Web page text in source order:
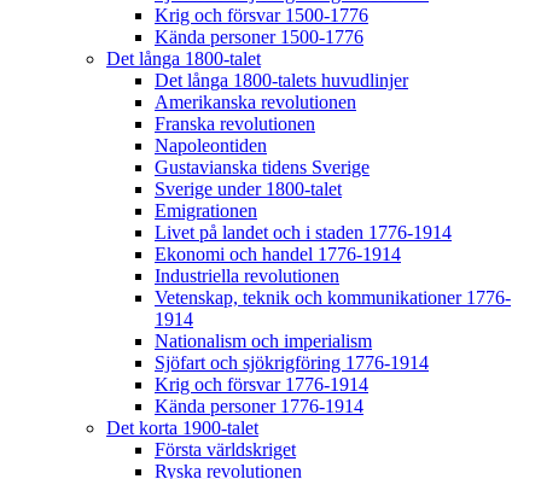
Krig och försvar 1500-1776
Kända personer 1500-1776
Det långa 1800-talet
Det långa 1800-talets huvudlinjer
Amerikanska revolutionen
Franska revolutionen
Napoleontiden
Gustavianska tidens Sverige
Sverige under 1800-talet
Emigrationen
Livet på landet och i staden 1776-1914
Ekonomi och handel 1776-1914
Industriella revolutionen
Vetenskap, teknik och kommunikationer 1776-
1914
Nationalism och imperialism
Sjöfart och sjökrigföring 1776-1914
Krig och försvar 1776-1914
Kända personer 1776-1914
Det korta 1900-talet
Första världskriget
Ryska revolutionen